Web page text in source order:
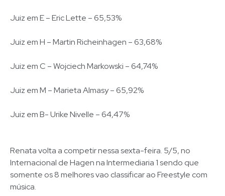
Juiz em E – Eric Lette – 65,53%
Juiz em H – Martin Richeinhagen – 63,68%
Juiz em C – Wojciech Markowski – 64,74%
Juiz em M – Marieta Almasy – 65,92%
Juiz em B- Urike Nivelle – 64,47%
Renata volta a competir nessa sexta-feira. 5/5, no
Internacional de Hagen na Intermediaria 1 sendo que
somente os 8 melhores vao classificar ao Freestyle com
música.